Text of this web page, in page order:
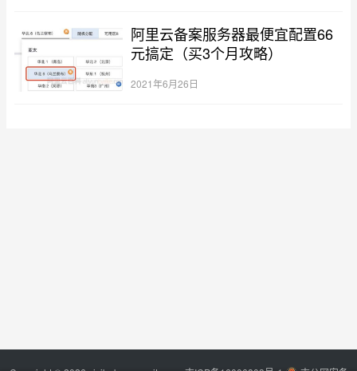
阿里云备案服务器最便宜配置66
元搞定（买3个月攻略）
2021年6月26日